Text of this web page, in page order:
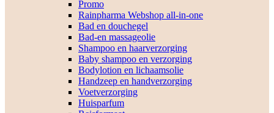
Promo
Rainpharma Webshop all-in-one
Bad en douchegel
Bad-en massageolie
Shampoo en haarverzorging
Baby shampoo en verzorging
Bodylotion en lichaamsolie
Handzeep en handverzorging
Voetverzorging
Huisparfum